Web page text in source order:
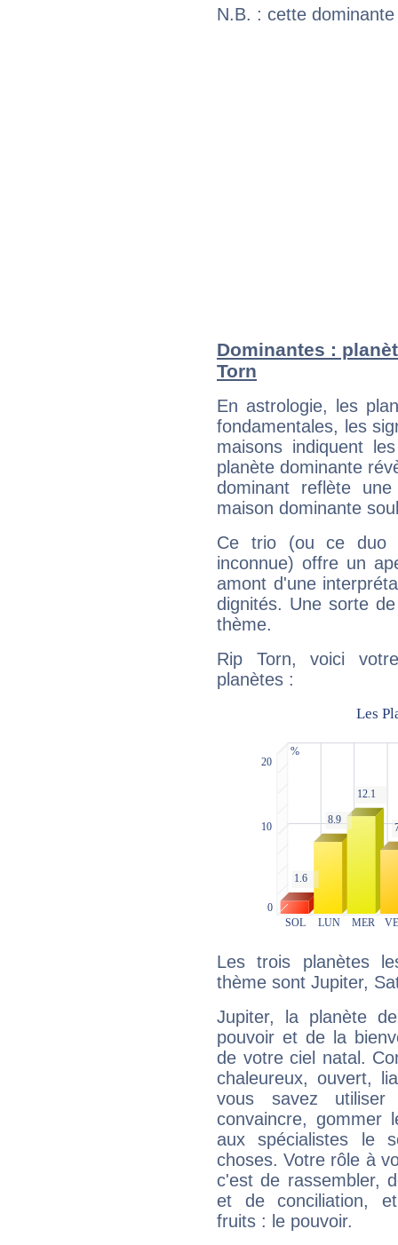
N.B. : cette
Dominantes :
Torn
En astrologie, les
fondamentales, les
maisons indiquent
planète dominante
dominant reflète
maison dominante
Ce trio (ou ce duo
inconnue) offre un
amont d'une
dignités. Une sorte
thème.
Rip Torn, voici
planètes :
Les trois planètes
thème sont Jupiter,
Jupiter, la planète
pouvoir et de la
de votre ciel natal.
chaleureux, ouvert,
vous savez
convaincre, gommer
aux spécialistes le
choses. Votre rôle à
c'est de rassembler,
et de conciliation,
fruits : le pouvoir.